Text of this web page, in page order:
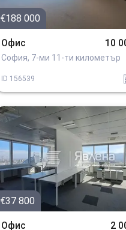
€188 000
Офис 10
София, 7-ми 11-ти километър
ID 156539
€37 800
Офис 2